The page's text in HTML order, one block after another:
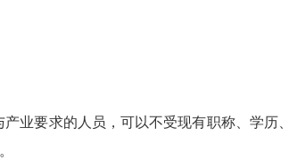
业要求的人员，可以不受现有职称、学历